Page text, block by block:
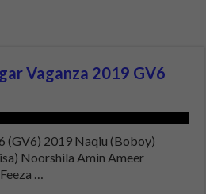
Vaganza 2019 GV6
(GV6) 2019 Naqiu (Boboy)
Noorshila Amin Ameer
…